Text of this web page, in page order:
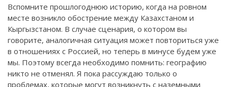
Вспомните прошлогоднюю историю, когда на ровном
месте возникло обострение между Казахстаном и
Кыргызстаном. В случае сценария, о котором вы
говорите, аналогичная ситуация может повториться уже
в отношениях с Россией, но теперь в минусе будем уже
мы. Поэтому всегда необходимо помнить: географию
никто не отменял. Я пока рассуждаю только о
проблемах, которые могут возникнуть с наземными